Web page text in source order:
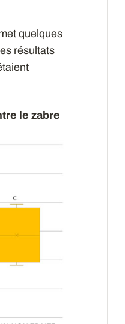
quelques
résultats
le zabre